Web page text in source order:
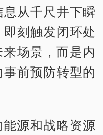
从千尺井下瞬
刻触发闭环处
场景，而是内
前预防转型的
源和战略资源